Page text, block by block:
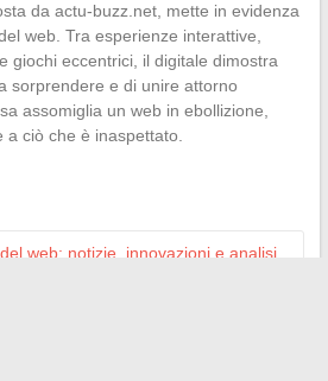
da actu-buzz.net, mette in evidenza
web. Tra esperienze interattive,
giochi eccentrici, il digitale dimostra
sorprendere e di unire attorno
assomiglia un web in ebollizione,
ciò che è inaspettato.
web: notizie, innovazioni e analisi